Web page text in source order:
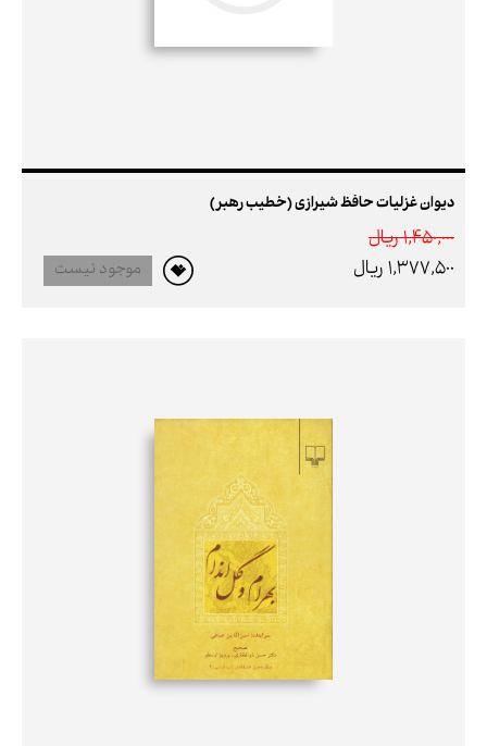
دیوان غزلیات حافظ شیرازی (خطیب رهبر)
1,450,000 ريال
1,377,500 ريال
موجود نیست